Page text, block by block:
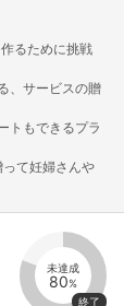
るために挑戦
、サービスの贈
トもできるプラ
て妊婦さんや
未達成
80%